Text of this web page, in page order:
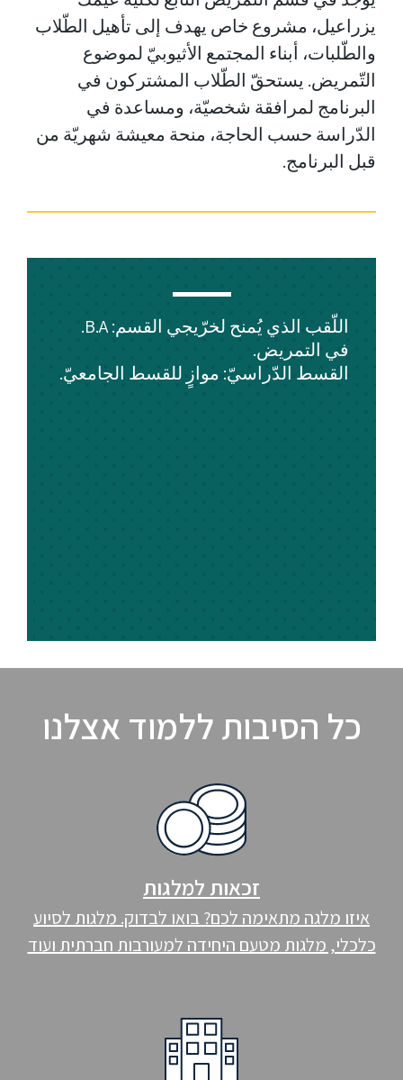
يزراعيل، مشروع خاص يهدف إلى تأهيل الطّلاب
والطّلبات، أبناء المجتمع الأثيوبيّ لموضوع
التّمريض. يستحقّ الطّلاب المشتركون في
البرنامج لمرافقة شخصيّة، ومساعدة في
الدّراسة حسب الحاجة، منحة معيشة شهريّة من
قبل البرنامج.
اللّقب الذي يُمنح لخرّيجي القسم: B.A.
في التمريض.
القسط الدّراسيّ: موازٍ للقسط الجامعيّ.
כל הסיבות ללמוד אצלנו
זכאות למלגות
איזו מלגה מתאימה לכם? בואו לבדוק. מלגות לסיוע
כלכלי, מלגות מטעם היחידה למעורבות חברתית ועוד